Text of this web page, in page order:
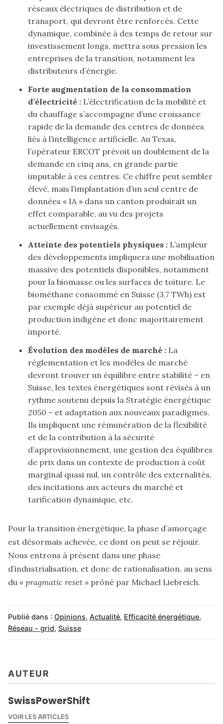
réseaux électriques de distribution et de
transport, qui devront être renforcés. Cette
dynamique, combinée à des temps de retour sur
investissement longs, mettra sous pression les
entreprises de la transition, notamment les
distributeurs d’énergie.
Forte augmentation de la consommation
d’électricité : L’électrification de la mobilité et
du chauffage s’accompagne d’une croissance
rapide de la demande des centres de données
liés à l’intelligence artificielle. Au Texas,
l’opérateur ERCOT prévoit un doublement de la
demande en cinq ans, en grande partie
imputable à ces centres. Ce chiffre peut sembler
élevé, mais l’implantation d’un seul centre de
données « IA » dans un canton produirait un
effet comparable, au vu des projets
actuellement envisagés.
Atteinte des potentiels physiques : L’ampleur
des développements impliquera une mobilisation
massive des potentiels disponibles, notamment
pour la biomasse ou les surfaces de toiture. Le
biométhane consommé en Suisse (3,7 TWh) est
par exemple déjà supérieur au potentiel de
production indigène et donc majoritairement
importé.
Évolution des modèles de marché : La
réglementation et les modèles de marché
devront trouver un équilibre entre stabilité – en
Suisse, les textes énergétiques sont révisés à un
rythme soutenu depuis la Stratégie énergétique
2050 – et adaptation aux nouveaux paradigmes.
Ils impliquent une rémunération de la flexibilité
et de la contribution à la sécurité
d’approvisionnement, une gestion des équilibres
de prix dans un contexte de production à coût
marginal quasi nul, un contrôle des externalités,
des incitations aux acteurs du marché et
tarification dynamique, etc.
Pour la transition énergétique, la phase d’amorçage
est désormais achevée, ce dont on peut se réjouir.
Nous entrons à présent dans une phase
d’industrialisation, et donc de rationalisation, au sens
du « pragmatic reset » prôné par Michael Liebreich.
Publié dans : Opinions, Actualité, Efficacité énergétique,
Réseau - grid, Suisse
AUTEUR
SwissPowerShift
VOIR LES ARTICLES